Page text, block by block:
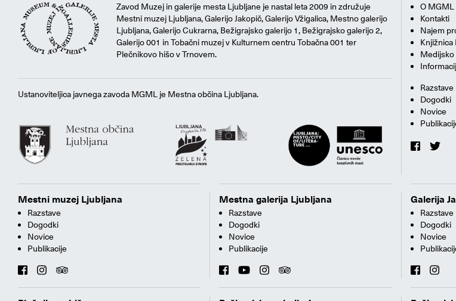
Zavod Muzej in galerije mesta Ljubljane je nastal leta 2009 in združuje
Mestni muzej Ljubljana, Galerijo Jakopič, Galerijo Vžigalica, Mestno galerijo
Ljubljana, Galerijo Cukrarna, Bežigrajsko galerijo 1, Bežigrajsko galerijo 2,
Galerijo 001 in Tobačni muzej v Kulturnem centru Tobačna 001 ter
Plečnikovo hišo v Trnovem.
Ustanoviteljica javnega zavoda MGML je Mestna občina Ljubljana.
O MGML
Kontakti
Najem
Razstave
Dogodki
Novice
Mestni muzej Ljubljana
Razstave
Dogodki
Novice
Publikacije
Mestna galerija Ljubljana
Razstave
Dogodki
Novice
Publikacije
Galerija
Razstave
Dogodki
Novice